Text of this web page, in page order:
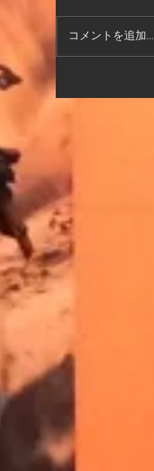
コメントを追加…